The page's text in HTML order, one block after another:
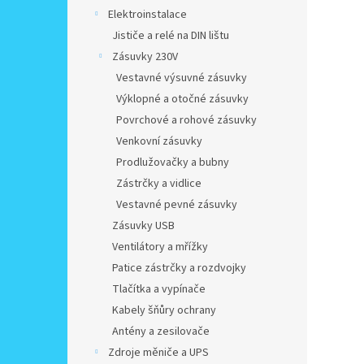
Elektroinstalace
Jističe a relé na DIN lištu
Zásuvky 230V
Vestavné výsuvné zásuvky
Výklopné a otočné zásuvky
Povrchové a rohové zásuvky
Venkovní zásuvky
Prodlužovačky a bubny
Zástrčky a vidlice
Vestavné pevné zásuvky
Zásuvky USB
Ventilátory a mřížky
Patice zástrčky a rozdvojky
Tlačítka a vypínače
Kabely šňůry ochrany
Antény a zesilovače
Zdroje měniče a UPS